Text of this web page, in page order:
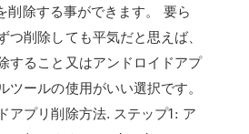
除する事ができます。 要ら
つ削除しても平気だと思えば、
すること又はアンドロイドアプ
ツールの使用がいい選択です。
アプリ削除方法. ステップ1: ア